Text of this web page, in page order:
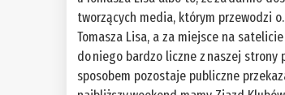
tworzących media, którym przewodzi
Tomasza Lisa, a za miejsce na
do niego bardzo liczne z naszej
sposobem pozostaje publiczne